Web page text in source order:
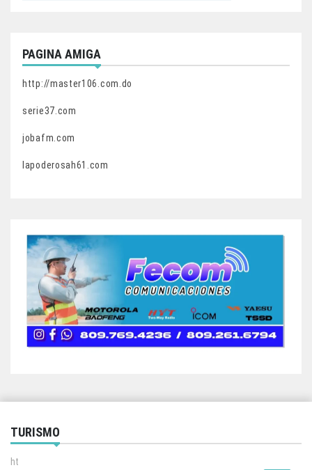
PAGINA AMIGA
http://master106.com.do
serie37.com
jobafm.com
lapoderosah61.com
TURISMO
ht